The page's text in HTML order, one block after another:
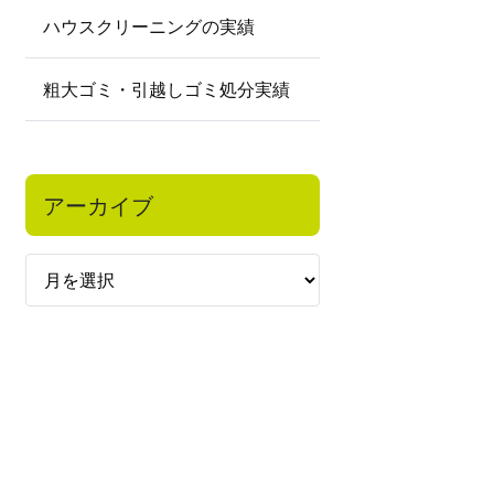
ハウスクリーニングの実績
粗大ゴミ・引越しゴミ処分実績
アーカイブ